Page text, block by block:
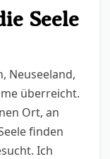
Seele
Neuseeland,
überreicht.
Ort, an
finden
Ich